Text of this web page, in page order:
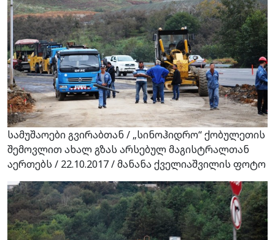
სამუშაოები გვირაბთან / „სინოჰიდრო“ ქობულეთის
შემოვლით ახალ გზას არსებულ მაგისტრალთან
აერთებს / 22.10.2017 / მანანა ქველიაშვილის ფოტო